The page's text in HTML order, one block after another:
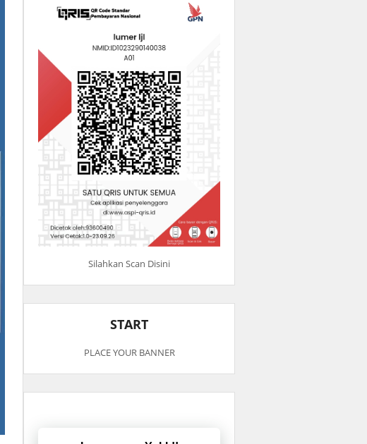
Silahkan Scan Disini
START
PLACE YOUR BANNER